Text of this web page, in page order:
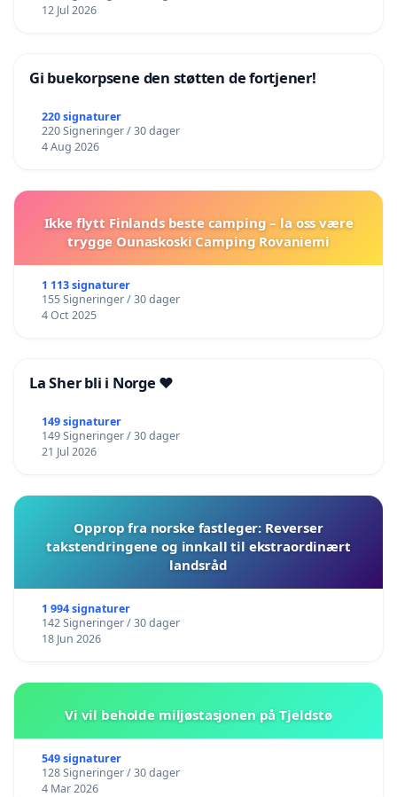
12 Jul 2026
Gi buekorpsene den støtten de fortjener!
220 signaturer
220 Signeringer / 30 dager
4 Aug 2026
Ikke flytt Finlands beste camping – la oss være
trygge Ounaskoski Camping Rovaniemi
1 113 signaturer
155 Signeringer / 30 dager
4 Oct 2025
La Sher bli i Norge ❤️
149 signaturer
149 Signeringer / 30 dager
21 Jul 2026
Opprop fra norske fastleger: Reverser
takstendringene og innkall til ekstraordinært
landsråd
1 994 signaturer
142 Signeringer / 30 dager
18 Jun 2026
Vi vil beholde miljøstasjonen på Tjeldstø
549 signaturer
128 Signeringer / 30 dager
4 Mar 2026